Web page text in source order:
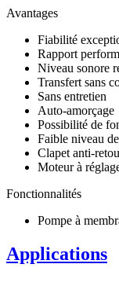
Avantages
Fiabilité
Rapport
Niveau sonore
Transfert sans
Sans entretien
Auto-amorçage
Possibilité de
Faible niveau
Clapet anti-
Moteur à
Fonctionnalités
Pompe à
Applications